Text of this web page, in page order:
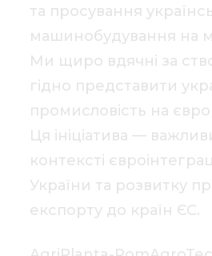
та просування
машинобудування на
Ми щиро вдячні за
гідно представити
промисловість на
Ця ініціатива —
контексті
України та розвитку
експорту до країн ЄС.